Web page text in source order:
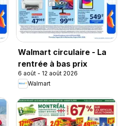
Walmart circulaire - La
rentrée à bas prix
6 août - 12 août 2026
Walmart